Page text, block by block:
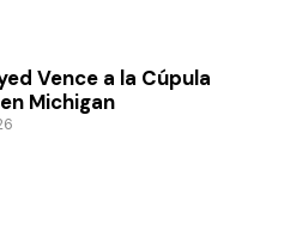
Vence a la Cúpula
Michigan